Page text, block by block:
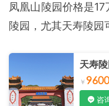
凤凰山陵园价格是
陵园，尤其天寿陵园
天寿陵
9600
咨